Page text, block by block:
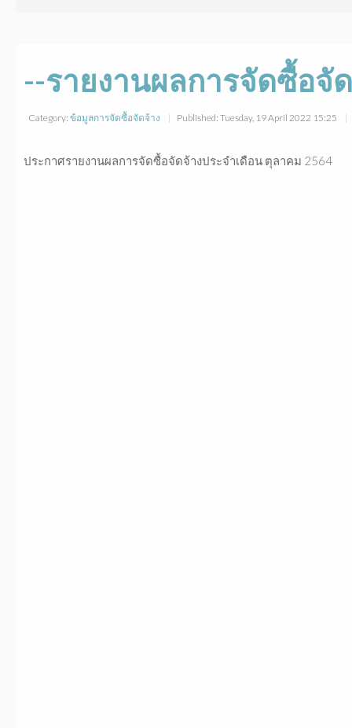
--รายงานผลการจัดซื้อจั
Category: ข้อมูลการจัดซื้อจัดจ้าง Published: Tuesday, 19 April 2022 15:25
ประกาศรายงานผลการจัดซื้อจัดจ้างประจำเดือน ตุลาคม 2564